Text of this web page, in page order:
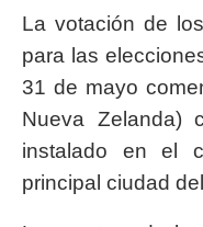
La votación de
para las
31 de mayo
Nueva Zelanda)
instalado en el
principal ciudad